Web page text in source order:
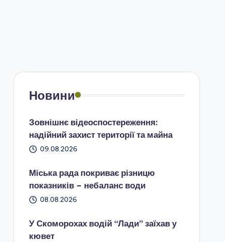
Новини
Зовнішнє відеоспостереження:
надійний захист території та майна
09.08.2026
Міська рада покриває різницю
показників – небаланс води
08.08.2026
У Скоморохах водій “Лади” заїхав у
кювет